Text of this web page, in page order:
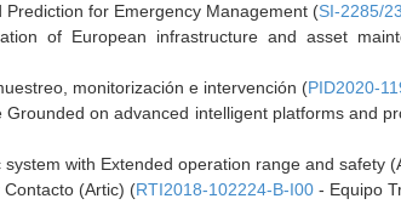
for Emergency Management (SI-2285/
of European infrastructure and asset
monitorización e intervención (PID2020-
on advanced intelligent platforms and
with Extended operation range and safety
(Artic) (RTI2018-102224-B-I00 - Equipo